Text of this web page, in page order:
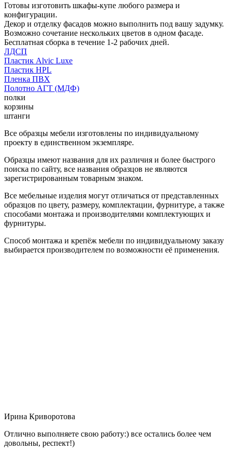
Готовы изготовить шкафы-купе любого размера и
конфигурации.
Декор и отделку фасадов можно выполнить под вашу задумку.
Возможно сочетание нескольких цветов в одном фасаде.
Бесплатная сборка в течение 1-2 рабочих дней.
ЛДСП
Пластик Alvic Luxe
Пластик HPL
Пленка ПВХ
Полотно АГТ (МДФ)
полки
корзины
штанги
Все образцы мебели изготовлены по индивидуальному
проекту в единственном экземпляре.
Образцы имеют названия для их различия и более быстрого
поиска по сайту, все названия образцов не являются
зарегистрированным товарным знаком.
Все мебельные изделия могут отличаться от представленных
образцов по цвету, размеру, комплектации, фурнитуре, а также
способами монтажа и производителями комплектующих и
фурнитуры.
Способ монтажа и крепёж мебели по индивидуальному заказу
выбирается производителем по возможности её применения.
Ирина Криворотова
Отлично выполняете свою работу:) все остались более чем
довольны, респект!)